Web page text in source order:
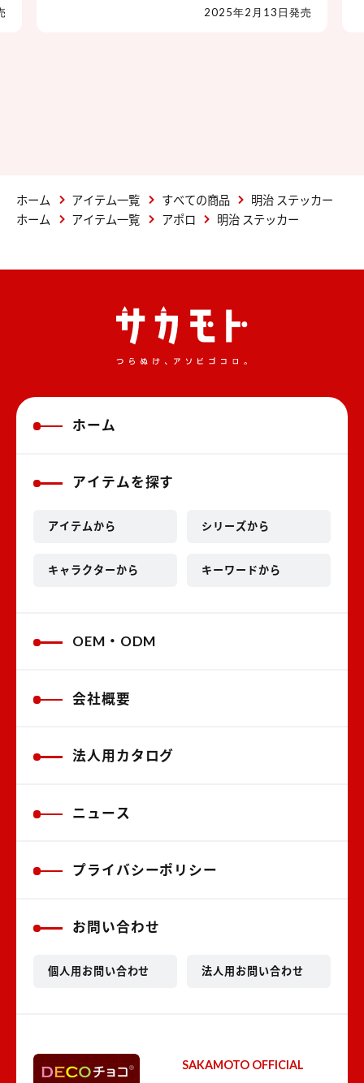
2025年2月13日発売
ホーム アイテム一覧 すべての商品
明治 ステッカー
ホーム
アイテム一覧 アポロ 明治 ステッカー
ホーム
アイテムを探す
アイテムから シリーズから
キャラクターから キーワードから
OEM・ODM
会社概要
法人用カタログ
ニュース
プライバシーポリシー
お問い合わせ
個人用お問い合わせ 法人用お問い合わせ
SAKAMOTO OFFICIAL